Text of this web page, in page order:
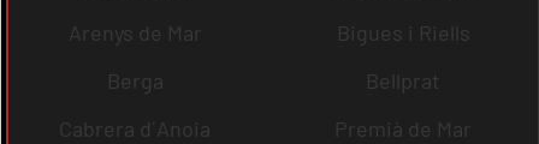
Arenys de Mar
Bigues i Riells
Berga
Bellprat
Cabrera d´Anoia
Premià de Mar